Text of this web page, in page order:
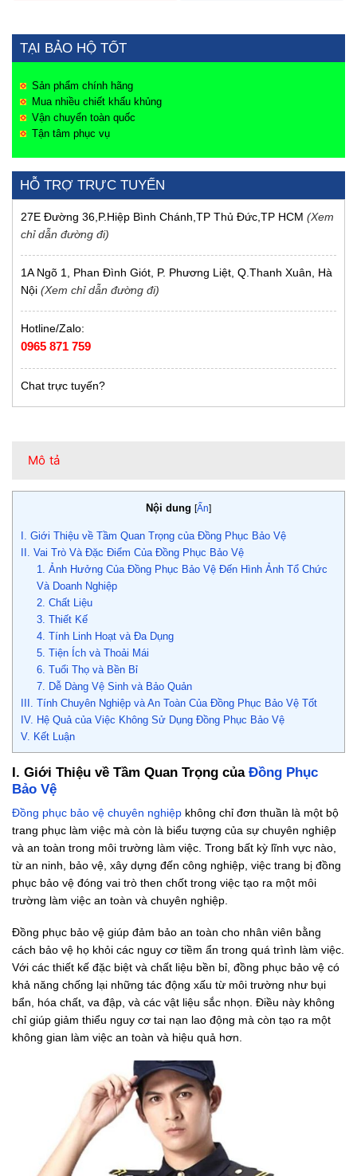
TẠI BẢO HỘ TỐT
Sản phẩm chính hãng
Mua nhiều chiết khấu khủng
Vận chuyển toàn quốc
Tận tâm phục vụ
HỖ TRỢ TRỰC TUYẾN
27E Đường 36,P.Hiệp Bình Chánh,TP Thủ Đức,TP HCM (Xem
chỉ dẫn đường đi)
1A Ngõ 1, Phan Đình Giót, P. Phương Liệt, Q.Thanh Xuân, Hà
Nội (Xem chỉ dẫn đường đi)
Hotline/Zalo:
0965 871 759
Chat trực tuyến?
Mô tả
Nội dung [Ẩn]
I. Giới Thiệu về Tầm Quan Trọng của Đồng Phục Bảo Vệ
II. Vai Trò Và Đặc Điểm Của Đồng Phục Bảo Vệ
1. Ảnh Hưởng Của Đồng Phục Bảo Vệ Đến Hình Ảnh Tổ Chức
Và Doanh Nghiệp
2. Chất Liệu
3. Thiết Kế
4. Tính Linh Hoạt và Đa Dụng
5. Tiện Ích và Thoải Mái
6. Tuổi Thọ và Bền Bỉ
7. Dễ Dàng Vệ Sinh và Bảo Quản
III. Tính Chuyên Nghiệp và An Toàn Của Đồng Phục Bảo Vệ Tốt
IV. Hệ Quả của Việc Không Sử Dụng Đồng Phục Bảo Vệ
V. Kết Luận
I. Giới Thiệu về Tầm Quan Trọng của Đồng Phục
Bảo Vệ
Đồng phục bảo vệ chuyên nghiệp không chỉ đơn thuần là một bộ
trang phục làm việc mà còn là biểu tượng của sự chuyên nghiệp
và an toàn trong môi trường làm việc. Trong bất kỳ lĩnh vực nào,
từ an ninh, bảo vệ, xây dựng đến công nghiệp, việc trang bị đồng
phục bảo vệ đóng vai trò then chốt trong việc tạo ra một môi
trường làm việc an toàn và chuyên nghiệp.
Đồng phục bảo vệ giúp đảm bảo an toàn cho nhân viên bằng
cách bảo vệ họ khỏi các nguy cơ tiềm ẩn trong quá trình làm việc.
Với các thiết kế đặc biệt và chất liệu bền bỉ, đồng phục bảo vệ có
khả năng chống lại những tác động xấu từ môi trường như bụi
bẩn, hóa chất, va đập, và các vật liệu sắc nhọn. Điều này không
chỉ giúp giảm thiểu nguy cơ tai nạn lao động mà còn tạo ra một
không gian làm việc an toàn và hiệu quả hơn.